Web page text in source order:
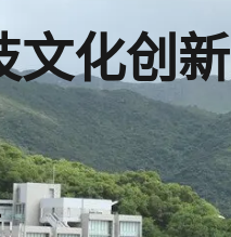
文化创新